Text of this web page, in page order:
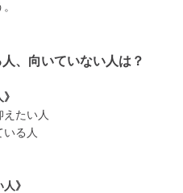
、向いていない人は？
えたい人
いる人
》